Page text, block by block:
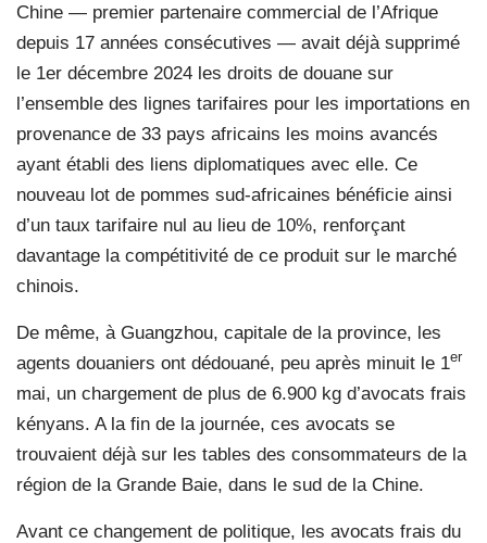
Chine — premier partenaire commercial de l’Afrique
depuis 17 années consécutives — avait déjà supprimé
le 1er décembre 2024 les droits de douane sur
l’ensemble des lignes tarifaires pour les importations en
provenance de 33 pays africains les moins avancés
ayant établi des liens diplomatiques avec elle. Ce
nouveau lot de pommes sud-africaines bénéficie ainsi
d’un taux tarifaire nul au lieu de 10%, renforçant
davantage la compétitivité de ce produit sur le marché
chinois.
De même, à Guangzhou, capitale de la province, les
agents douaniers ont dédouané, peu après minuit le 1er
mai, un chargement de plus de 6.900 kg d’avocats frais
kényans. A la fin de la journée, ces avocats se
trouvaient déjà sur les tables des consommateurs de la
région de la Grande Baie, dans le sud de la Chine.
Avant ce changement de politique, les avocats frais du